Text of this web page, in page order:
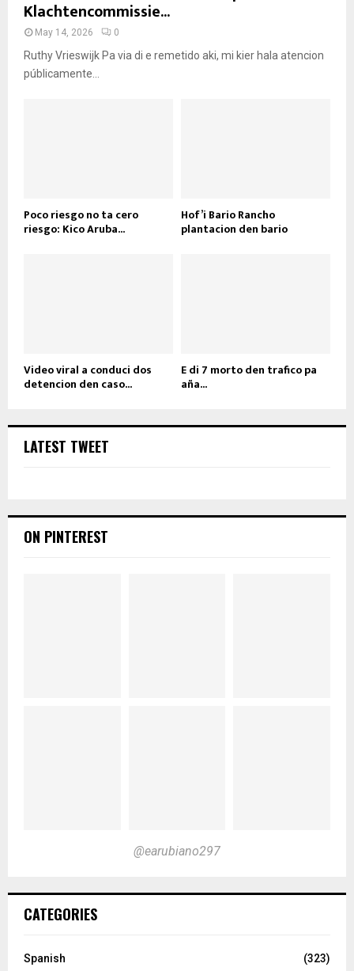
Klachtencommissie...
May 14, 2026 0
Ruthy Vrieswijk Pa via di e remetido aki, mi kier hala atencion
públicamente...
Poco riesgo no ta cero
riesgo: Kico Aruba...
Hof’i Bario Rancho
plantacion den bario
Video viral a conduci dos
detencion den caso...
E di 7 morto den trafico pa
aña...
LATEST TWEET
ON PINTEREST
@earubiano297
CATEGORIES
Spanish
(323)